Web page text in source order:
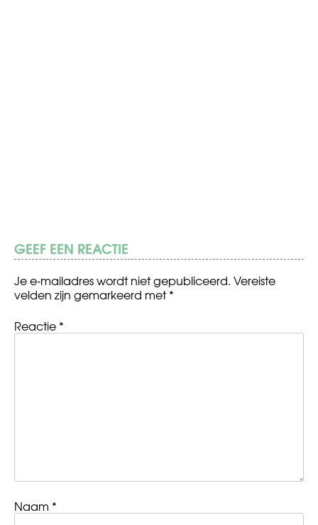
GEEF EEN REACTIE
Je e-mailadres wordt niet gepubliceerd. Vereiste
velden zijn gemarkeerd met*
Reactie *
Naam *